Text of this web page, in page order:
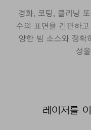
경화, 코팅, 클리닝
수의 표면을 간편하
양한 빔 소스와 정확
성
레이저를